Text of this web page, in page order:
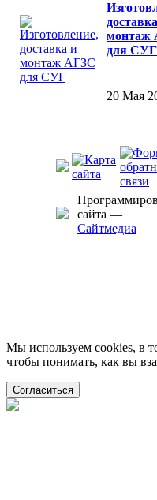
монтаж
для СУГ
20 Мая
сайта —
Сайтмедиа
Мы используем cookies, в
чтобы понимать, как вы
Согласиться